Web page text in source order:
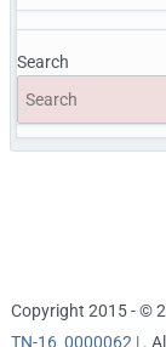
Search
Copyright 2015 - ©
TN-16_0000062 | .